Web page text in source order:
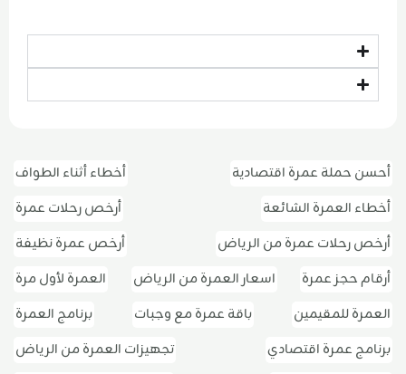
أحسن حملة عمرة اقتصادية
أخطاء أثناء الطواف
أخطاء العمرة الشائعة
أرخص رحلات عمرة
أرخص رحلات عمرة من الرياض
أرخص عمرة نظيفة
أرقام حجز عمرة
اسعار العمرة من الرياض
العمرة لأول مرة
العمرة للمقيمين
باقة عمرة مع وجبات
برنامج العمرة
برنامج عمرة اقتصادي
تجهيزات العمرة من الرياض